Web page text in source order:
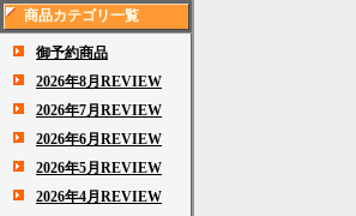
商品カテゴリ一覧
御予約商品
2026年8月REVIEW
2026年7月REVIEW
2026年6月REVIEW
2026年5月REVIEW
2026年4月REVIEW